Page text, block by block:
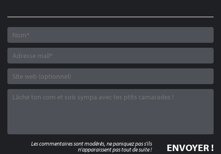
Les commentaires sont modérés, ne paniquez pas s'ils
n'apparaissent pas tout de suite !